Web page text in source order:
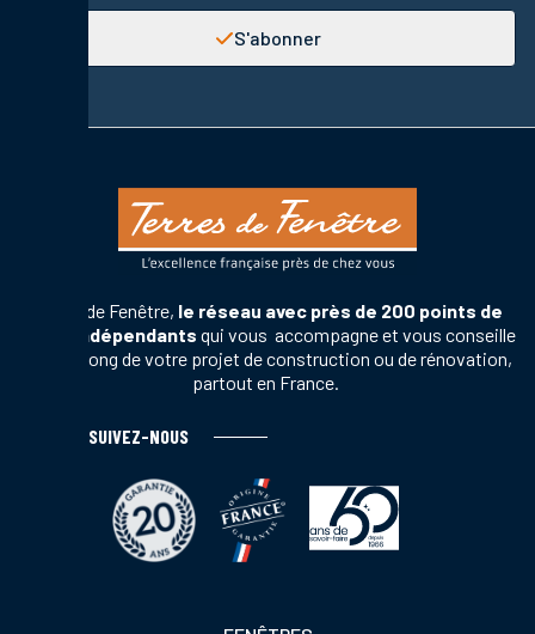
S'abonner
Terres de Fenêtre, le réseau avec près de 200 points de
vente indépendants qui vous accompagne et vous conseille
tout au long de votre projet de construction ou de rénovation,
partout en France.
SUIVEZ-NOUS